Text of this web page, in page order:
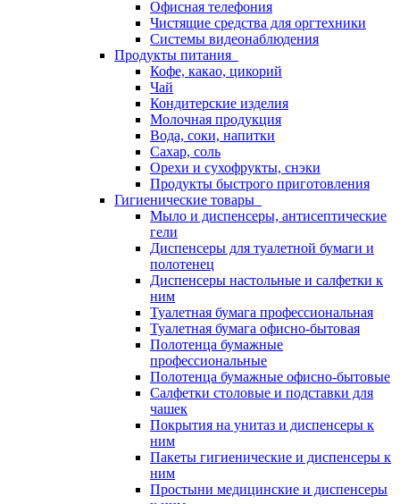
Офисная телефония
Чистящие средства для оргтехники
Системы видеонаблюдения
Продукты питания
Кофе, какао, цикорий
Чай
Кондитерские изделия
Молочная продукция
Вода, соки, напитки
Сахар, соль
Орехи и сухофрукты, снэки
Продукты быстрого приготовления
Гигиенические товары
Мыло и диспенсеры, антисептические
гели
Диспенсеры для туалетной бумаги и
полотенец
Диспенсеры настольные и салфетки к
ним
Туалетная бумага профессиональная
Туалетная бумага офисно-бытовая
Полотенца бумажные
профессиональные
Полотенца бумажные офисно-бытовые
Салфетки столовые и подставки для
чашек
Покрытия на унитаз и диспенсеры к
ним
Пакеты гигиенические и диспенсеры к
ним
Простыни медицинские и диспенсеры